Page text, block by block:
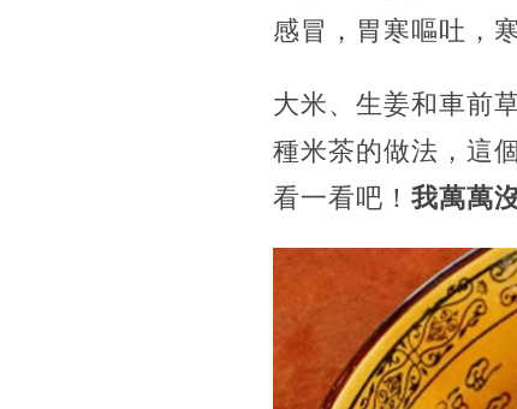
感冒，胃寒嘔吐，
大米、生姜和車前
種米茶的做法，這
看一看吧！ 我萬萬